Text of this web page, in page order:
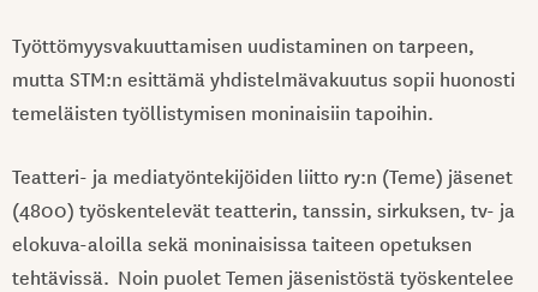
Työttömyysvakuuttamisen uudistaminen on tarpeen,
mutta STM:n esittämä yhdistelmävakuutus sopii huonosti
temeläisten työllistymisen moninaisiin tapoihin.
Teatteri- ja mediatyöntekijöiden liitto ry:n (Teme) jäsenet
(4800) työskentelevät teatterin, tanssin, sirkuksen, tv- ja
elokuva-aloilla sekä moninaisissa taiteen opetuksen
tehtävissä. Noin puolet Temen jäsenistöstä työskentelee